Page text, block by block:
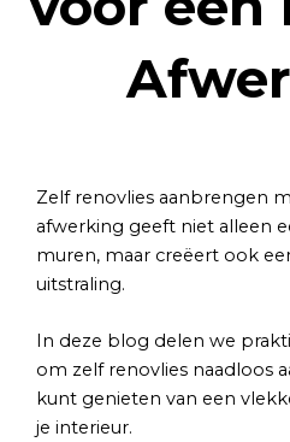
Zelf renovlies aanbrengen
afwerking geeft niet alleen
muren, maar creëert ook
uitstraling.
In deze blog delen we
om zelf renovlies naadloos
kunt genieten van een
je interieur.